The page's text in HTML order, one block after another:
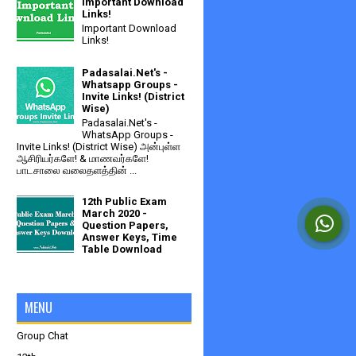
Links!
Important Download
Links!
Padasalai.Net's -
Whatsapp Groups -
Invite Links! (District
Wise)
Padasalai.Net's -
WhatsApp Groups -
Invite Links! (District Wise) அன்புள்ள
ஆசிரியர்களே! & மாணவர்களே!
பாடசாலை வலைதளத்தின் ...
12th Public Exam
March 2020 -
Question Papers,
Answer Keys, Time
Table Download
MENU
Group Chat